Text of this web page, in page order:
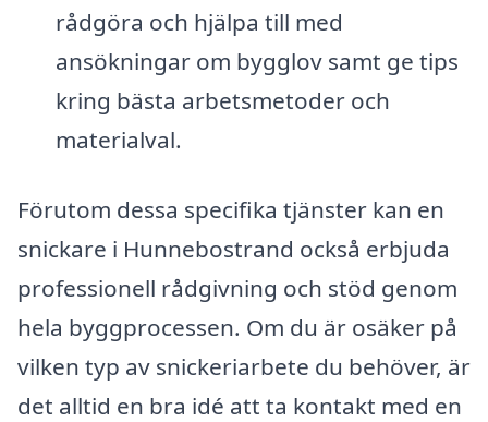
rådgöra och hjälpa till med
ansökningar om bygglov samt ge tips
kring bästa arbetsmetoder och
materialval.
Förutom dessa specifika tjänster kan en
snickare i Hunnebostrand också erbjuda
professionell rådgivning och stöd genom
hela byggprocessen. Om du är osäker på
vilken typ av snickeriarbete du behöver, är
det alltid en bra idé att ta kontakt med en